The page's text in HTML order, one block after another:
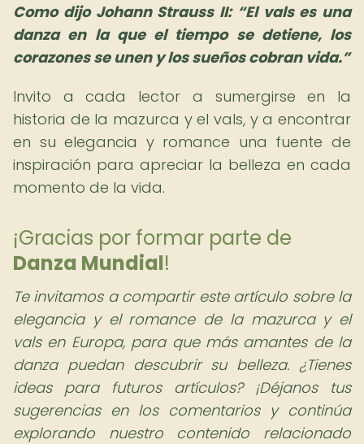
Como dijo Johann Strauss II: El vals es una
danza en la que el tiempo se detiene, los
corazones se unen y los sueños cobran vida.
Invito a cada lector a sumergirse en la
historia de la mazurca y el vals, y a encontrar
en su elegancia y romance una fuente de
inspiración para apreciar la belleza en cada
momento de la vida.
¡Gracias por formar parte de
Danza Mundial!
Te invitamos a compartir este artículo sobre la
elegancia y el romance de la mazurca y el
vals en Europa, para que más amantes de la
danza puedan descubrir su belleza. ¿Tienes
ideas para futuros artículos? ¡Déjanos tus
sugerencias en los comentarios y continúa
explorando nuestro contenido relacionado